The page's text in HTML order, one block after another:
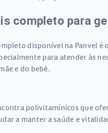
completo para
disponível na Panvel
para atender às
e do bebê.
polivitamínicos que
a manter a saúde e